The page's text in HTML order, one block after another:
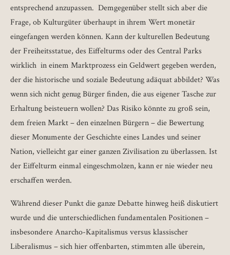
entsprechend anzupassen. Demgegenüber stellt sich aber die
Frage, ob Kulturgüter überhaupt in ihrem Wert monetär
eingefangen werden können. Kann der kulturellen Bedeutung
der Freiheitsstatue, des Eiffelturms oder des Central Parks
wirklich in einem Marktprozess ein Geldwert gegeben werden,
der die historische und soziale Bedeutung adäquat abbildet? Was
wenn sich nicht genug Bürger finden, die aus eigener Tasche zur
Erhaltung beisteuern wollen? Das Risiko könnte zu groß sein,
dem freien Markt – den einzelnen Bürgern – die Bewertung
dieser Monumente der Geschichte eines Landes und seiner
Nation, vielleicht gar einer ganzen Zivilisation zu überlassen. Ist
der Eiffelturm einmal eingeschmolzen, kann er nie wieder neu
erschaffen werden.
Während dieser Punkt die ganze Debatte hinweg heiß diskutiert
wurde und die unterschiedlichen fundamentalen Positionen –
insbesondere Anarcho-Kapitalismus versus klassischer
Liberalismus – sich hier offenbarten, stimmten alle überein,